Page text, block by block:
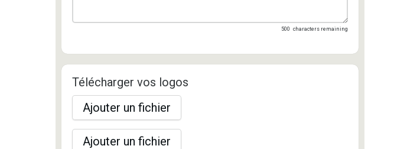
500 characters remaining
Télécharger vos logos
Ajouter un fichier
Ajouter un fichier